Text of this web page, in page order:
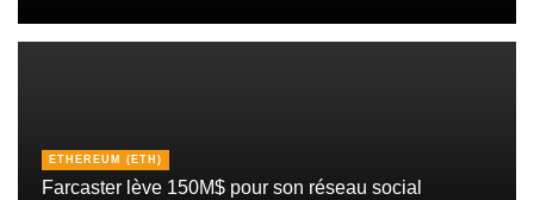
ETHEREUM (ETH)
Farcaster lève 150M$ pour son réseau social